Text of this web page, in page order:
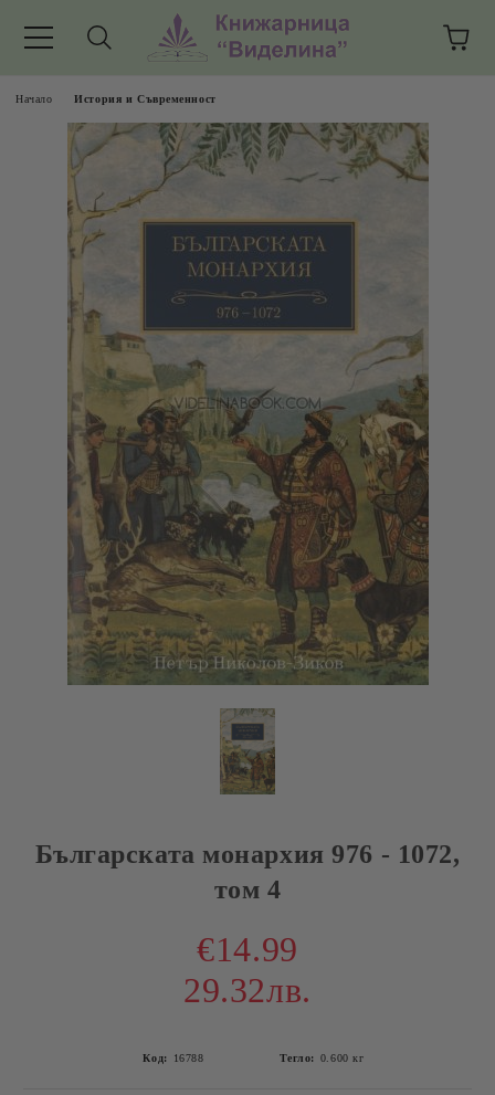
Начало История и Съвременност
Българската монархия 976 - 1072,
том 4
€14.99
29.32лв.
Код: 16788 Тегло: 0.600 кг